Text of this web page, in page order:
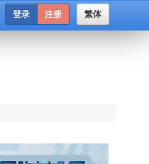
繁体
登录 注册